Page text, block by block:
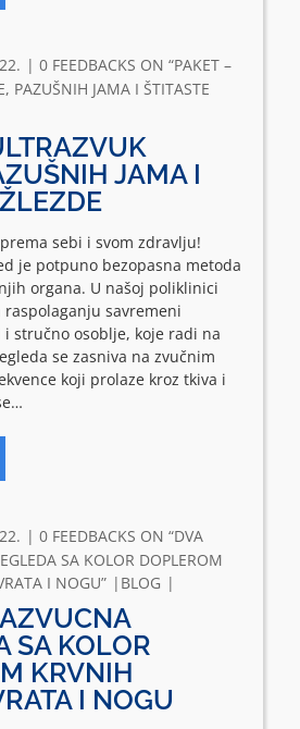
COMMENTS
0 FEEDBACKS ON “PAKET –
PAZUŠNIH JAMA I ŠTITASTE
JAMA I
sebi i svom zdravlju!
je potpuno bezopasna metoda
organa. U našoj poliklinici
savremeni
stručno osoblje, koje radi na
se zasniva na zvučnim
koji prolaze kroz tkiva i
COMMENTS
0 FEEDBACKS ON “DVA
SA KOLOR DOPLEROM
I NOGU”
BLOG
SA KOLOR
KRVNIH
I NOGU